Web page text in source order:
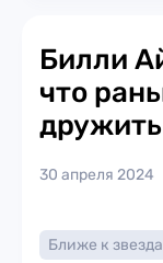
Билли
что
дружить
30 апреля 2024
Ближе к